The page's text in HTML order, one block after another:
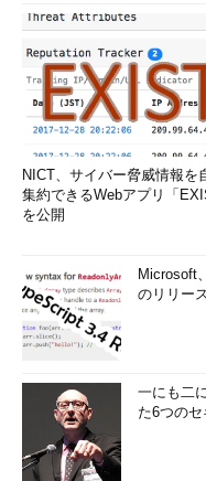
NICT、サイバー脅威情報を
集約できるWebアプリ「
を公開
Microsoft
のリリー
一にも二
た6つの